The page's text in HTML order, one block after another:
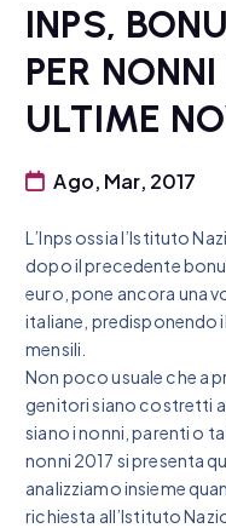
INPS,
PER
ULTIME
Ago, Mar, 2017
L’Inps ossia l’Istituto
dopo il precedente
euro, pone ancora una
italiane, predisponendo
mensili.
Non poco usuale che a
genitori siano costretti
siano i nonni, parenti o
nonni 2017 si presenta
analizziamo insieme
richiesta all’Istituto